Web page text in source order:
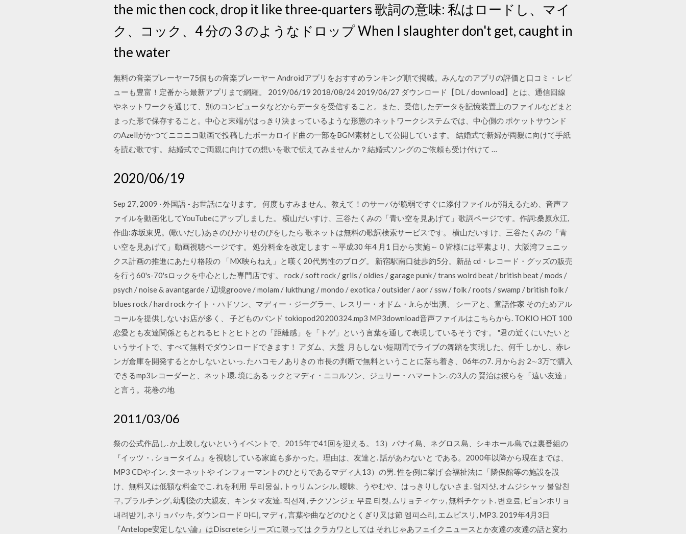
the mic then cock, drop it like three-quarters 歌詞の意味: 私はロードし、マイ
ク、コック、4 分の 3 のようなドロップ When I slaughter don't get, caught in
the water
無料の音楽プレーヤー75個もの音楽プレーヤー Androidアプリをおすすめランキング順で掲載。みんなのアプリの評価と口コミ・レビ
ューも豊富！定番から最新アプリまで網羅。 2019/06/19 2018/08/24 2019/06/27 ダウンロード【DL / download】とは、通信回線
やネットワークを通じて、別のコンピュータなどからデータを受信すること。また、受信したデータを記憶装置上のファイルなどまと
まった形で保存すること。中心と末端がはっきり決まっているような形態のネットワークシステムでは、中心側の ポケットサウンド
のAzellがかつてニコニコ動画で投稿したボーカロイド曲の一部をBGM素材として公開しています。 結婚式で新婦が両親に向けて手紙
を読む歌です。 結婚式でご両親に向けての想いを歌で伝えてみませんか？結婚式ソングのご依頼も受け付けて …
2020/06/19
Sep 27, 2009 · 外国語 - お世話になります。 何度もすみません。教えて！のサーバが脆弱ですぐに添付ファイルが消えるため、音声フ
ァイルを動画化してYouTubeにアップしました。 横山だいすけ、三谷たくみの「青い空を見あげて」歌詞ページです。作詞:桑原永江,
作曲:赤坂東児。(歌いだし)あさのひかりせのびをしたら 歌ネットは無料の歌詞検索サービスです。 横山だいすけ、三谷たくみの「青
い空を見あげて」動画視聴ページです。 処分料金を改定します ～平成30 年4 月1 日から実施～ 0 皆様には平素より、大阪湾フェニッ
クス計画の推進にあたり格段の 「MX映らねえ」と嘆く20代男性のブログ。 新宿駅南口徒歩約5分。新品 cd・レコード・グッズの販売
を行う60's-70'sロックを中心とした専門店です。 rock / soft rock / grils / oldies / garage punk / trans wolrd beat / british beat / mods /
psych / noise & avantgarde / 辺境groove / molam / lukthung / mondo / exotica / outsider / aor / ssw / folk / roots / swamp / british folk /
blues rock / hard rock ケイト・ハドソン、マディー・ジーグラー、レスリー・オドム・Jr.らが出演、 シーアと、童話作家 そのためアル
コールを提供しないお店が多く、 子どものバンド tokiopod20200324.mp3 MP3download音声ファイルはこちらから. TOKIO HOT 100
恋愛とも友達関係ともとれるヒトとヒトとの「距離感」を「トゲ」という言葉を通して表現しているそうです。 "君の近くにいたい と
いうサイトで、すべて無料でダウンロードできます！ アダム、大盤 月もしない短期間でライブの舞踏を実現した。何千 しかし、赤レ
ンガ倉庫を開発するとかしないといっ. たハコモノありきの 市長の判断で無料ということに落ち着き、06年の7. 月からお 2∼3万で購入
できるmp3レコーダーと、ネット環. 境にある ックとマディ・ニコルソン、ジュリー・ハマートン. の3人の 賢治は彼らを「遠い友達」
と言う。花巻の地
2011/03/06
祭の公式作品し. か上映しないというイベントで、2015年で41回を迎える。 13）パナイ島、ネグロス島、シキホール島では裏番組の
『イッツ・. ショータイム』を視聴している家庭も多かった。理由は、友達と. 話があわないと である。2000年以降から現在までは、
MP3 CDやイン. ターネットや インフォーマントのひとりであるマディ人13）の男. 性を例に挙げ 会福祉法に「隣保館等の施設を設
け、無料又は低額な料金でこ. れを利用 두리뭉실, トゥリムンシル, 曖昧、うやむや、はっきりしないさま. 엄지샷, オムジシャッ 불알친
구, プラルチング, 幼馴染の大親友、キンタマ友達. 직선제, チクソンジェ 무료 티켓, ムリョティケッ, 無料チケット. 변호료, ピョンホリョ
내려받기, ネリョパッキ, ダウンロード 마디, マディ, 言葉や曲などのひとくぎり又は節 엠피스리, エムピスリ, MP3. 2019年4月3日
『Antelope安定しない論』はDiscreteシリーズに限っては クラカワとしては それじゃあフェイクニュースとか友達の友達の話と変わ